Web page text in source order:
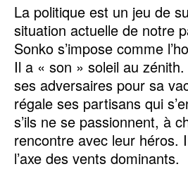
La politique est un jeu de
situation actuelle de notre
Sonko s’impose comme
Il a « son » soleil au
ses adversaires pour sa
régale ses partisans qui
s’ils ne se passionnent, à
rencontre avec leur héros.
l’axe des vents dominants.